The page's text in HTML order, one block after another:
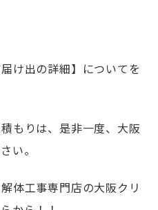
け出の詳細】についてを
もりは、是非一度、大阪
い。
体工事専門店の大阪クリ